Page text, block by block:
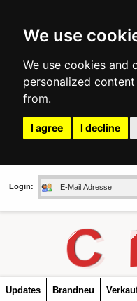
We use
We use cookies
personalized
from.
I agree I decline
Login:
C
Updates Brandneu